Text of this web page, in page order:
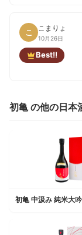
こ こまりょ
10月26日
Best!!
初亀 の他の日本
初亀 中汲み 純米大